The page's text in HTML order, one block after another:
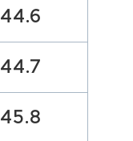
44.6
44.7
45.8